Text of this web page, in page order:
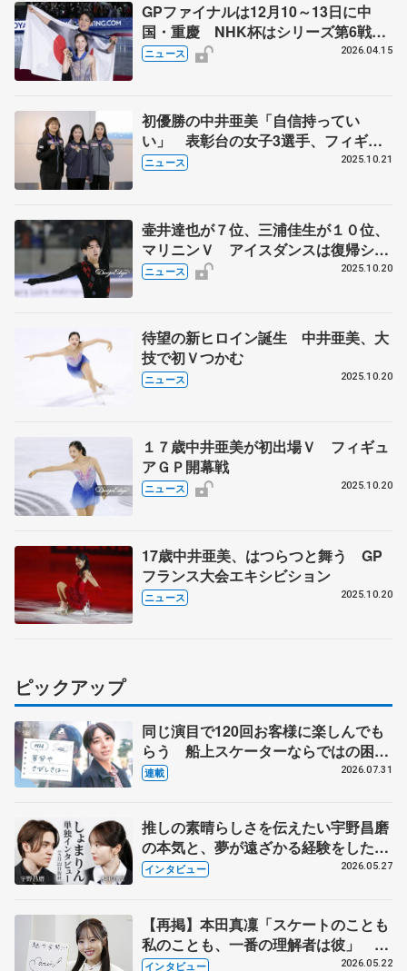
GPファイナルは12月10～13日に中
国・重慶 NHK杯はシリーズ第6戦、
11月27～29日に東京 2026～27年シ
ニュース 2026.04.15
初優勝の中井亜美「自信持ってい
い」 表彰台の女子3選手、フィギュ
アGP・フランス大会から帰国
ニュース 2025.10.21
壷井達也が７位、三浦佳生が１０位、
マリニンＶ アイスダンスは復帰シゼ
ロンのカップル逆転優勝 ＧＰ開幕戦
ニュース 2025.10.20
待望の新ヒロイン誕生 中井亜美、大
技で初Ｖつかむ
ニュース 2025.10.20
１７歳中井亜美が初出場Ｖ フィギュ
アＧＰ開幕戦
ニュース 2025.10.20
17歳中井亜美、はつらつと舞う GP
フランス大会エキシビション
ニュース 2025.10.20
ピックアップ
同じ演目で120回お客様に楽しんでも
らう 船上スケーターならではの困難
とは 影響あったPIW前キャプテン松
連載 2026.07.31
推しの素晴らしさを伝えたい宇野昌磨
の本気と、夢が遠ざかる経験をした本
田真凜の覚悟
インタビュー 2026.05.27
【再掲】本田真凜「スケートのことも
私のことも、一番の理解者は彼」 引
退時の単独インタビューで語った競技
インタビュー 2026.05.22